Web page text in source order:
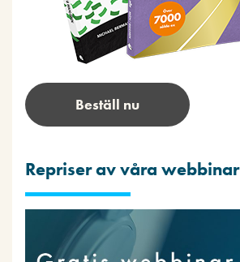
Beställ nu
Repriser av våra webbinar